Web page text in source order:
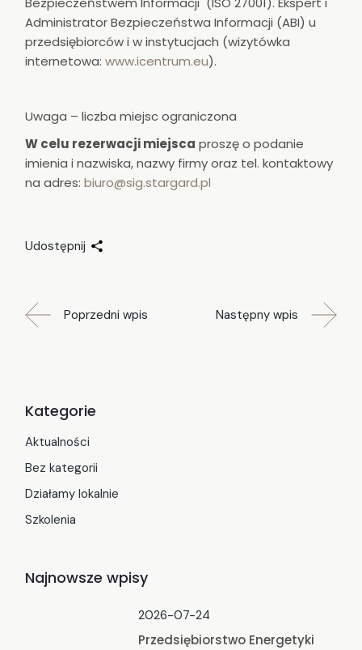
Administrator Bezpieczeństwa Informacji (ABI) u
przedsiębiorców i w instytucjach (wizytówka
internetowa:www.icentrum.eu).
Uwaga – liczba miejsc ograniczona
W celu rezerwacji miejsca proszę o podanie
imienia i nazwiska, nazwy firmy oraz tel. kontaktowy
na adres:biuro@sig.stargard.pl
Udostępnij
Poprzedni wpis Następny wpis
Kategorie
Aktualności
Bez kategorii
Działamy lokalnie
Szkolenia
Najnowsze wpisy
2026-07-24
Przedsiębiorstwo Energetyki